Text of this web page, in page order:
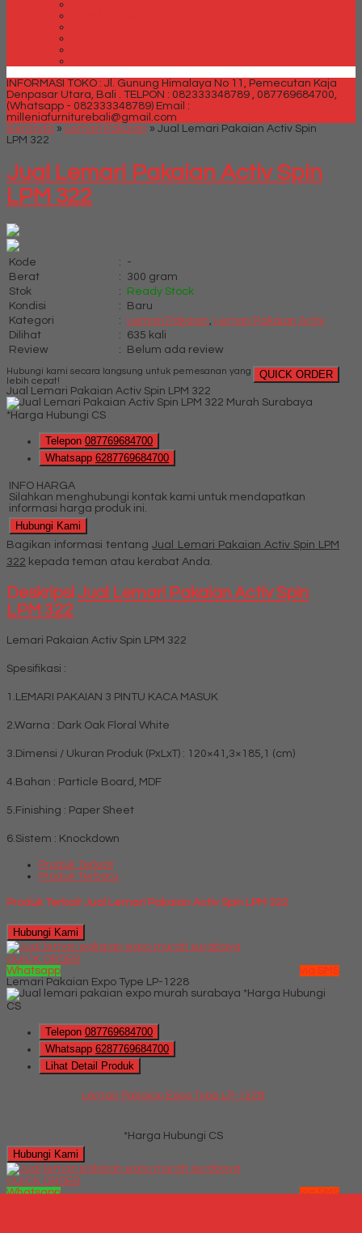
INFORMASI TOKO : Jl. Gunung Himalaya No 11, Pemecutan Kaja
Denpasar Utara, Bali . TELPON : 082333348789 , 087769684700,
(Whatsapp - 082333348789) Email :
milleniafurniturebali@gmail.com
Beranda » Lemari Pakaian » Jual Lemari Pakaian Activ Spin
LPM 322
Jual Lemari Pakaian Activ Spin
LPM 322
Kode :
-
Berat
:
300 gram
Stok
:
Ready Stock
Kondisi
:
Baru
Kategori
: Lemari Pakaian Lemari Pakaian Activ
Dilihat
:
635 kali
Review
: Belum ada review
QUICK ORDER
Hubungi kami secara langsung untuk pemesanan yang
lebih cepat!
Jual Lemari Pakaian Activ Spin LPM 322
*Harga Hubungi CS
Telepon 087769684700
Whatsapp 6287769684700
INFO HARGA
Silahkan menghubungi kontak kami untuk mendapatkan
informasi harga produk ini.
Hubungi Kami
Bagikan informasi tentangJual Lemari Pakaian Activ Spin LPM
322 kepada teman atau kerabat Anda.
DeskripsiJual Lemari Pakaian Activ Spin
LPM 322
Lemari Pakaian Activ Spin LPM 322
Spesifikasi :
1.LEMARI PAKAIAN 3 PINTU KACA MASUK
2.Warna : Dark Oak Floral White
3.Dimensi / Ukuran Produk (PxLxT) : 120×41,3×185,1 (cm)
4.Bahan : Particle Board, MDF
5.Finishing : Paper Sheet
6.Sistem : Knockdown
Produk Terkait
Produk Terbaru
Produk Terkait Jual Lemari Pakaian Activ Spin LPM 322
Hubungi Kami
QUICK ORDER
Whatsapp
via SMS
Lemari Pakaian Expo Type LP-1228
*Harga Hubungi
CS
Telepon 087769684700
Whatsapp 6287769684700
Lihat Detail Produk
Lemari Pakaian Expo Type LP-1228
*Harga Hubungi CS
Hubungi Kami
QUICK ORDER
Whatsapp
via SMS